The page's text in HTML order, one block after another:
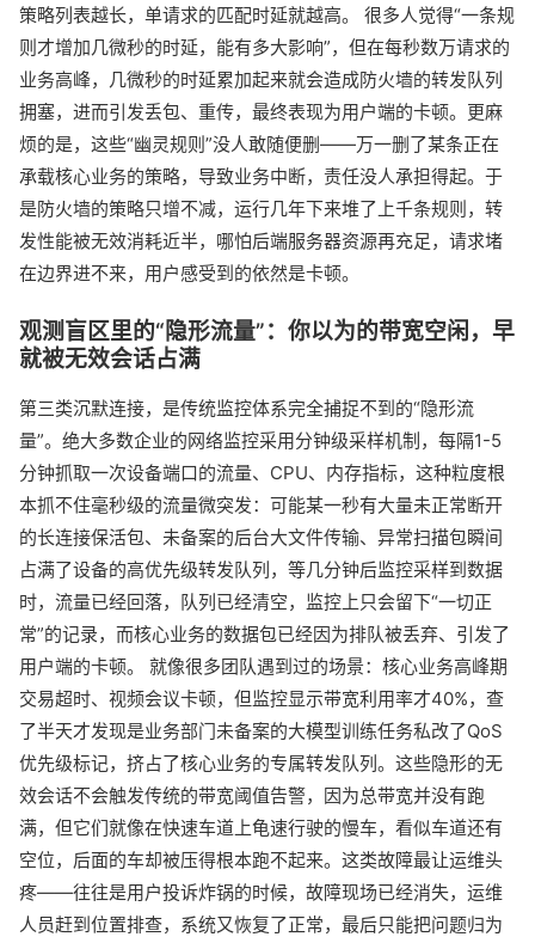
策略列表越长，单请求的匹配时延就越高。 很多人觉得“一条规
则才增加几微秒的时延，能有多大影响”，但在每秒数万请求的
业务高峰，几微秒的时延累加起来就会造成防火墙的转发队列
拥塞，进而引发丢包、重传，最终表现为用户端的卡顿。更麻
烦的是，这些“幽灵规则”没人敢随便删——万一删了某条正在
承载核心业务的策略，导致业务中断，责任没人承担得起。于
是防火墙的策略只增不减，运行几年下来堆了上千条规则，转
发性能被无效消耗近半，哪怕后端服务器资源再充足，请求堵
在边界进不来，用户感受到的依然是卡顿。
观测盲区里的“隐形流量”：你以为的带宽空闲，早
就被无效会话占满
第三类沉默连接，是传统监控体系完全捕捉不到的“隐形流
量”。绝大多数企业的网络监控采用分钟级采样机制，每隔1-5
分钟抓取一次设备端口的流量、CPU、内存指标，这种粒度根
本抓不住毫秒级的流量微突发：可能某一秒有大量未正常断开
的长连接保活包、未备案的后台大文件传输、异常扫描包瞬间
占满了设备的高优先级转发队列，等几分钟后监控采样到数据
时，流量已经回落，队列已经清空，监控上只会留下“一切正
常”的记录，而核心业务的数据包已经因为排队被丢弃、引发了
用户端的卡顿。 就像很多团队遇到过的场景：核心业务高峰期
交易超时、视频会议卡顿，但监控显示带宽利用率才40%，查
了半天才发现是业务部门未备案的大模型训练任务私改了QoS
优先级标记，挤占了核心业务的专属转发队列。这些隐形的无
效会话不会触发传统的带宽阈值告警，因为总带宽并没有跑
满，但它们就像在快速车道上龟速行驶的慢车，看似车道还有
空位，后面的车却被压得根本跑不起来。这类故障最让运维头
疼——往往是用户投诉炸锅的时候，故障现场已经消失，运维
人员赶到位置排查，系统又恢复了正常，最后只能把问题归为